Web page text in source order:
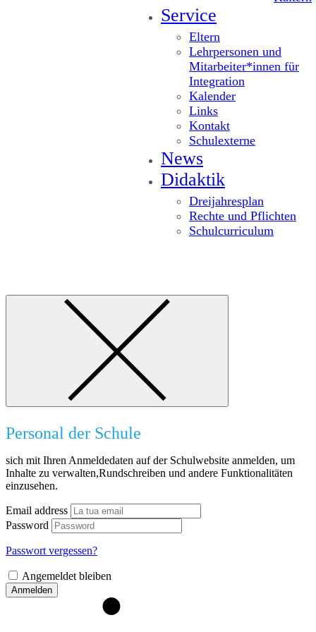
Service
Eltern
Lehrpersonen und
Mitarbeiter*innen für
Integration
Kalender
Links
Kontakt
Schulexterne
News
Didaktik
Dreijahresplan
Rechte und Pflichten
Schulcurriculum
Personal der Schule
sich mit Ihren Anmeldedaten auf der Schulwebsite anmelden, um
Inhalte zu verwalten,Rundschreiben und andere Funktionalitäten
einzusehen.
Email address
Password
Passwort vergessen?
Angemeldet bleiben
Anmelden